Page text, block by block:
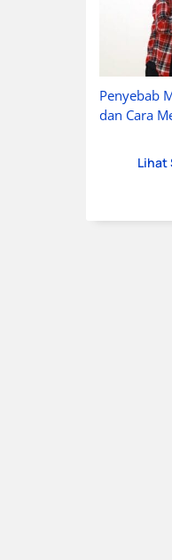
Penyebab
dan Cara
Lihat